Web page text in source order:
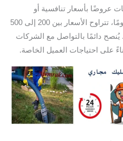
عروضًا بأسعار تنافسية أو
خصومات للطلبات الكبيرة. عمومًا، تتراوح الأسعار بين 200 إلى 500
يُنصح دائمًا بالتواصل مع الشركات
على احتياجات العميل الخاصة.